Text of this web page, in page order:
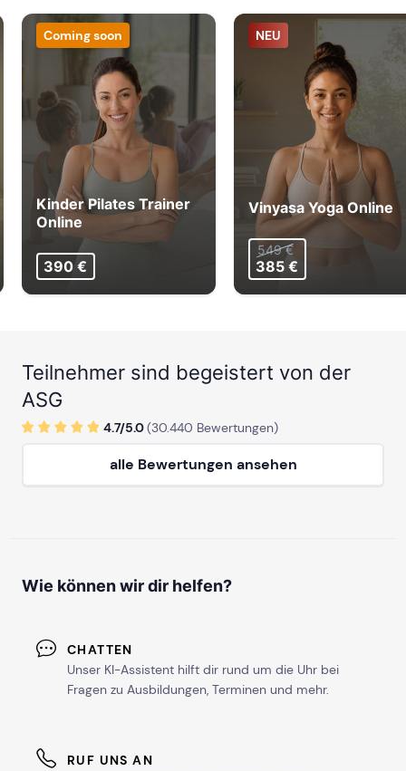
Coming soon
Kinder Pilates Trainer
Online
390 €
NEU
Vinyasa Yoga Online
549 €
385 €
Teilnehmer sind begeistert von der
ASG
4.7/5.0(30.440 Bewertungen)
alle Bewertungen ansehen
Wie können wir dir helfen?
CHATTEN
Unser KI-Assistent hilft dir rund um die Uhr bei
Fragen zu Ausbildungen, Terminen und mehr.
RUF UNS AN